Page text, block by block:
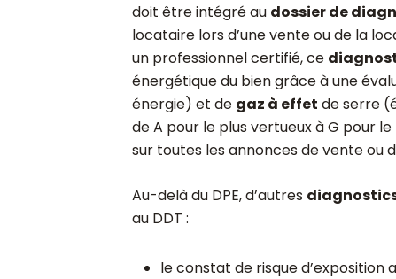
doit être intégré au dossier de
locataire lors d’une vente ou de la
un professionnel certifié, ce
énergétique du bien grâce à une
énergie) et de gaz à effet de serre
de A pour le plus vertueux à G pour
sur toutes les annonces de vente ou
Au-delà du DPE, d’autres
au DDT :
le constat de risque d’exposition